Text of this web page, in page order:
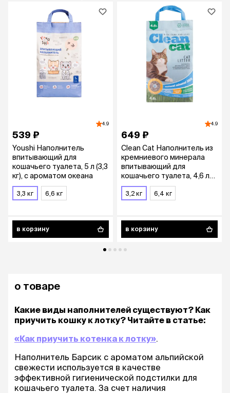
4.9
539 ₽
Youshi Наполнитель
впитывающий для
кошачьего туалета, 5 л (3,3
кг), с ароматом океана
3,3 кг 6,6 кг
в корзину
4.9
649 ₽
Clean Сat Наполнитель из
кремниевого минерала
впитывающий для
кошачьего туалета, 4,6 л
(3,2 кг), с ароматом свежей
травы
3,2 кг 6,4 кг
в корзину
о товаре
Какие виды наполнителей существуют? Как
приучить кошку к лотку? Читайте в статье:
«Как приучить котенка к лотку».
Наполнитель Барсик с ароматом альпийской
свежести используется в качестве
эффективной гигиенической подстилки для
кошачьего туалета. За счет наличия